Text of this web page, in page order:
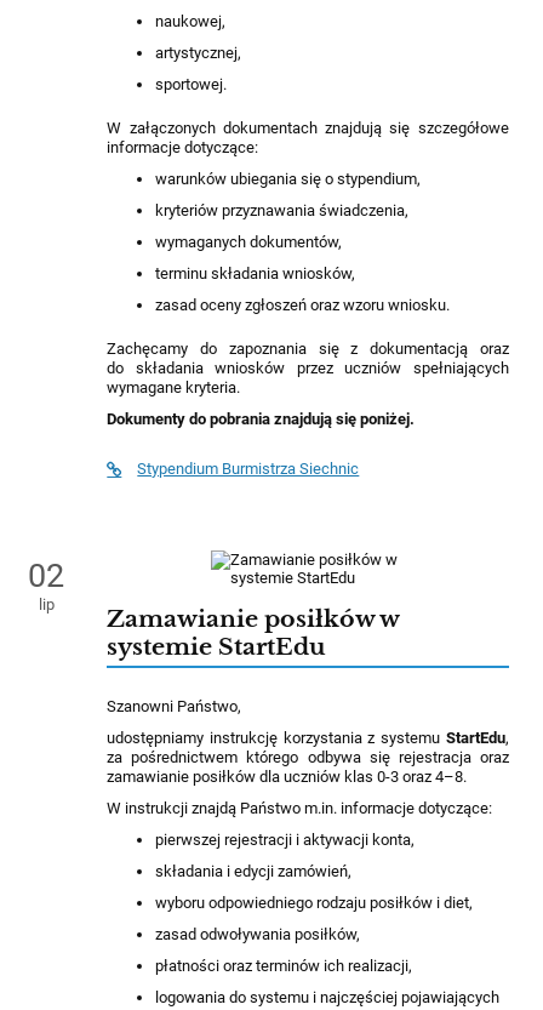
naukowej,
artystycznej,
sportowej.
W załączonych dokumentach znajdują się szczegółowe
informacje dotyczące:
warunków ubiegania się o stypendium,
kryteriów przyznawania świadczenia,
wymaganych dokumentów,
terminu składania wniosków,
zasad oceny zgłoszeń oraz wzoru wniosku.
Zachęcamy do zapoznania się z dokumentacją oraz
do składania wniosków przez uczniów spełniających
wymagane kryteria.
Dokumenty do pobrania znajdują się poniżej.
Stypendium Burmistrza Siechnic
02
lip
Zamawianie posiłków w
systemie StartEdu
Szanowni Państwo,
udostępniamy instrukcję korzystania z systemu StartEdu,
za pośrednictwem którego odbywa się rejestracja oraz
zamawianie posiłków dla uczniów klas 0-3 oraz 4–8.
W instrukcji znajdą Państwo m.in. informacje dotyczące:
pierwszej rejestracji i aktywacji konta,
składania i edycji zamówień,
wyboru odpowiedniego rodzaju posiłków i diet,
zasad odwoływania posiłków,
płatności oraz terminów ich realizacji,
logowania do systemu i najczęściej pojawiających